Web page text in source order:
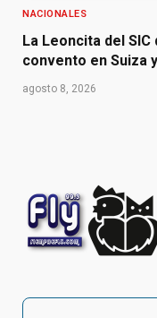
NACIONALES
La Leoncita del
convento en Suiza
agosto 8, 2026